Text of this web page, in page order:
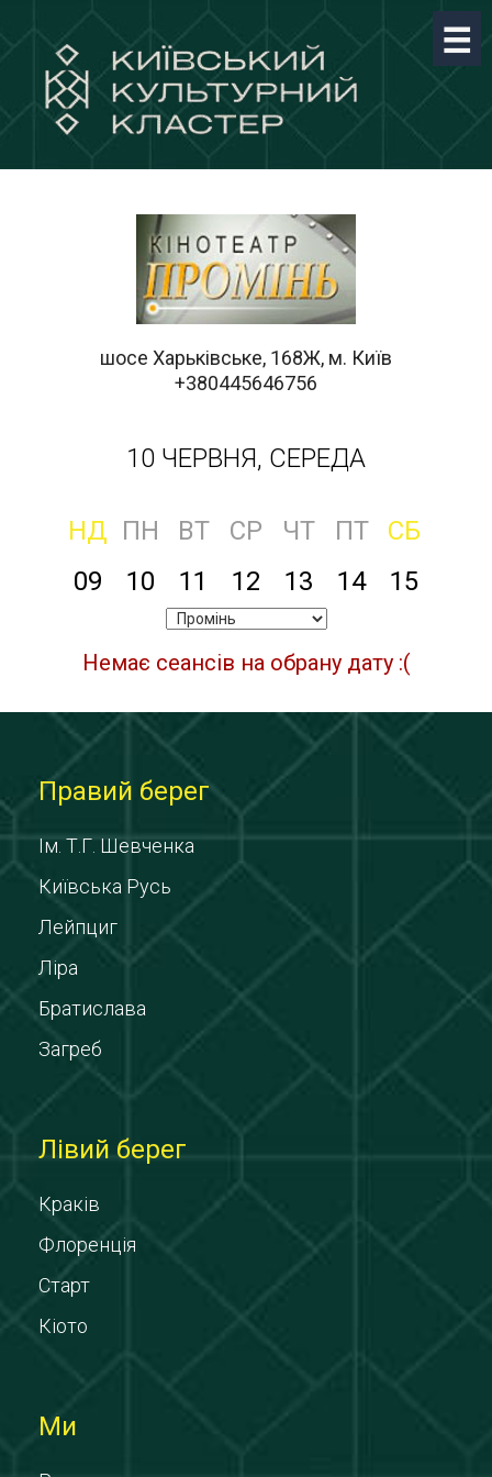
шосе Харьківське, 168Ж, м. Київ
+380445646756
10 ЧЕРВНЯ, СЕРЕДА
НД ПН ВТ СР ЧТ ПТ
СБ
09
10 11 12 13 14 15
Немає сеансів на обрану дату :(
Правий берег
Ім. Т.Г. Шевченка
Київська Русь
Лейпциг
Ліра
Братислава
Загреб
Лівий берег
Краків
Флоренція
Старт
Кіото
Ми